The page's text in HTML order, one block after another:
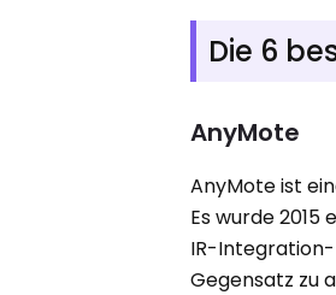
Die 6
AnyMote
AnyMote ist
Es wurde
IR-Integration-
Gegensatz zu